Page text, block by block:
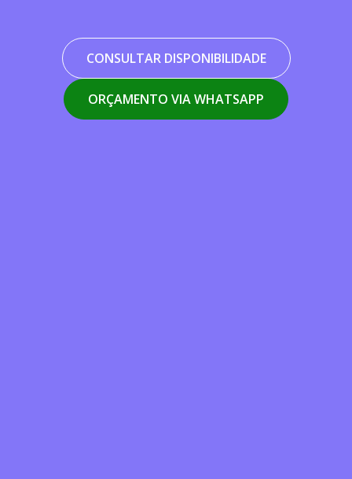
CONSULTAR DISPONIBILIDADE
ORÇAMENTO VIA WHATSAPP